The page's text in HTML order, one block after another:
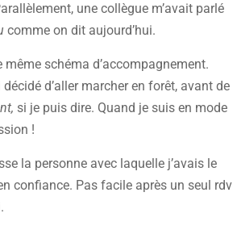
une collègue m’avait parlé
comme on dit aujourd’hui.
schéma d’accompagnement.
d’aller marcher en forêt, avant de
si je puis dire. Quand je suis en mode
!
la personne avec laquelle j’avais le
confiance. Pas facile après un seul rdv